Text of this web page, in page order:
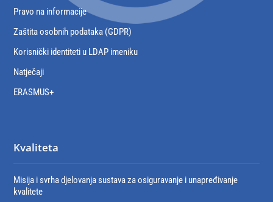
Pravo na informacije
Zaštita osobnih podataka (GDPR)
Korisnički identiteti u LDAP imeniku
Natječaji
ERASMUS+
Kvaliteta
Misija i svrha djelovanja sustava za osiguravanje i unapređivanje
kvalitete